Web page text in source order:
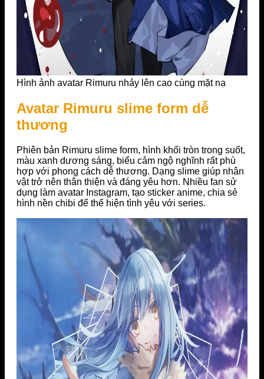
Hình ảnh avatar Rimuru nhảy lên cao cùng mặt nạ
Avatar Rimuru slime form dễ
thương
Phiên bản Rimuru slime form, hình khối tròn trong suốt,
màu xanh dương sáng, biểu cảm ngộ nghĩnh rất phù
hợp với phong cách dễ thương. Dạng slime giúp nhân
vật trở nên thân thiện và đáng yêu hơn. Nhiều fan sử
dụng làm avatar Instagram, tạo sticker anime, chia sẻ
hình nền chibi để thể hiện tình yêu với series.